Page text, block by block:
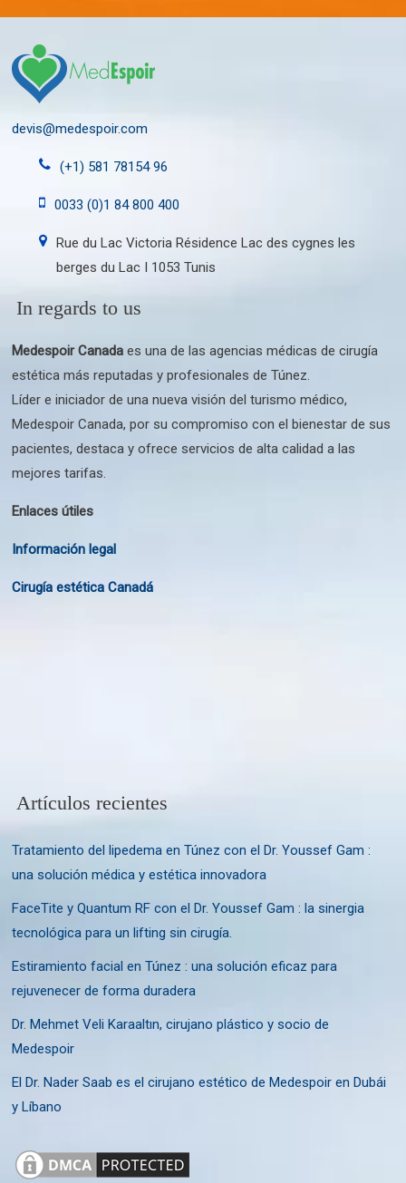
devis@medespoir.com
(+1) 581 78154 96
0033 (0)1 84 800 400
Rue du Lac Victoria Résidence Lac des cygnes les
berges du Lac I 1053 Tunis
In regards to us
Medespoir Canadaes una de las agencias médicas de cirugía
estética más reputadas y profesionales de Túnez.
Líder e iniciador de una nueva visión del turismo médico,
Medespoir Canada, por su compromiso con el bienestar de sus
pacientes, destaca y ofrece servicios de alta calidad a las
mejores tarifas.
Enlaces útiles
Información legal
Cirugía estética Canadá
Artículos recientes
Tratamiento del lipedema en Túnez con el Dr. Youssef Gam :
una solución médica y estética innovadora
FaceTite y Quantum RF con el Dr. Youssef Gam : la sinergia
tecnológica para un lifting sin cirugía.
Estiramiento facial en Túnez : una solución eficaz para
rejuvenecer de forma duradera
Dr. Mehmet Veli Karaaltın, cirujano plástico y socio de
Medespoir
El Dr. Nader Saab es el cirujano estético de Medespoir en Dubái
y Líbano